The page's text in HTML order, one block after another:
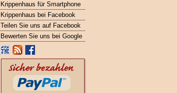
Krippenhaus für Smartphone
Krippenhaus bei Facebook
Teilen Sie uns auf Facebook
Bewerten Sie uns bei Google